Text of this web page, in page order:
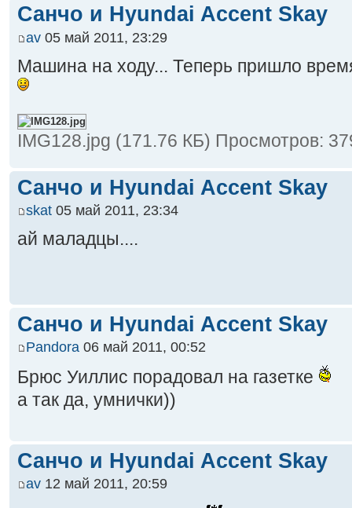
Санчо и Hyundai Accent Skay
av 05 май 2011, 23:29
Машина на ходу... Теперь пришло
IMG128.jpg (171.76 КБ) Просмотров:
Санчо и Hyundai Accent Skay
skat 05 май 2011, 23:34
ай маладцы....
Санчо и Hyundai Accent Skay
Pandora 06 май 2011, 00:52
Брюс Уиллис порадовал на газетке
а так да, умнички))
Санчо и Hyundai Accent Skay
av 12 май 2011, 20:59